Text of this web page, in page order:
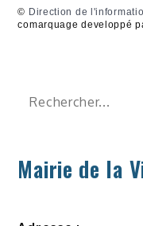
© Direction de
comarquage developpé
Rechercher
Mairie de la